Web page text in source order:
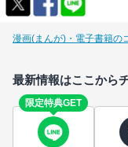
漫画(まんが)・電子書籍の
最新情報はここから
限定特典GET